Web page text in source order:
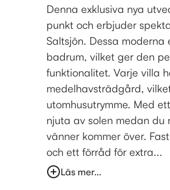
Denna exklusiva nya
punkt och erbjuder
Saltsjön. Dessa moderna
badrum, vilket ger den
funktionalitet. Varje villa
medelhavsträdgård,
utomhusutrymme. Med
njuta av solen medan
vänner kommer över.
och ett förråd för extra...
Läs mer...